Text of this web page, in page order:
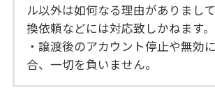
ル以外は如何なる理由がありまし
換依頼などには対応致しかねます。
・譲渡後のアカウント停止や無効
合、一切を負いません。